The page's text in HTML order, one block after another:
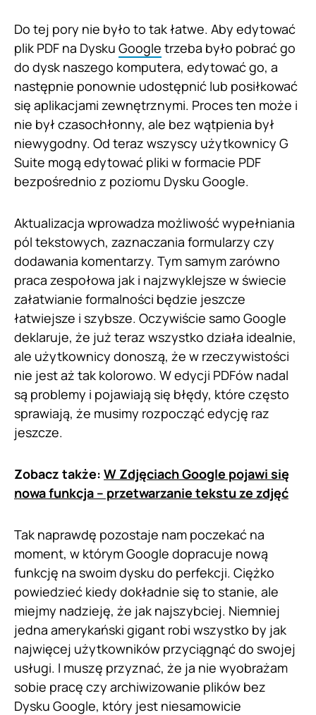
Do tej pory nie było to tak łatwe. Aby edytować
plik PDF na Dysku Google trzeba było pobrać go
do dysk naszego komputera, edytować go, a
następnie ponownie udostępnić lub posiłkować
się aplikacjami zewnętrznymi. Proces ten może i
nie był czasochłonny, ale bez wątpienia był
niewygodny. Od teraz wszyscy użytkownicy G
Suite mogą edytować pliki w formacie PDF
bezpośrednio z poziomu Dysku Google.
Aktualizacja wprowadza możliwość wypełniania
pól tekstowych, zaznaczania formularzy czy
dodawania komentarzy. Tym samym zarówno
praca zespołowa jak i najzwyklejsze w świecie
załatwianie formalności będzie jeszcze
łatwiejsze i szybsze. Oczywiście samo Google
deklaruje, że już teraz wszystko działa idealnie,
ale użytkownicy donoszą, że w rzeczywistości
nie jest aż tak kolorowo. W edycji PDFów nadal
są problemy i pojawiają się błędy, które często
sprawiają, że musimy rozpocząć edycję raz
jeszcze.
Zobacz także: W Zdjęciach Google pojawi się
nowa funkcja – przetwarzanie tekstu ze zdjęć
Tak naprawdę pozostaje nam poczekać na
moment, w którym Google dopracuje nową
funkcję na swoim dysku do perfekcji. Ciężko
powiedzieć kiedy dokładnie się to stanie, ale
miejmy nadzieję, że jak najszybciej. Niemniej
jedna amerykański gigant robi wszystko by jak
najwięcej użytkowników przyciągnąć do swojej
usługi. I muszę przyznać, że ja nie wyobrażam
sobie pracę czy archiwizowanie plików bez
Dysku Google, który jest niesamowicie